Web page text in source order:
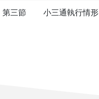
第三節 小三通執行情形